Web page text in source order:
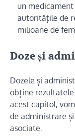
un
autoritățile de
milioane de
Doze și
Dozele și
obține
acest capitol,
de administrare
asociate.